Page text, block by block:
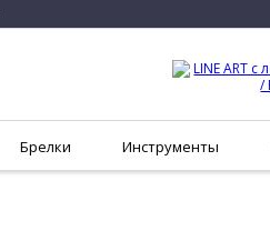
Брелки Инструменты